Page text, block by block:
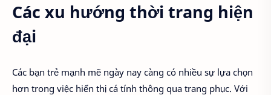
Các xu hướng thời trang hiện
đại
Các bạn trẻ mạnh mẽ ngày nay càng có nhiều sự lựa chọn
hơn trong việc hiển thị cá tính thông qua trang phục. Với